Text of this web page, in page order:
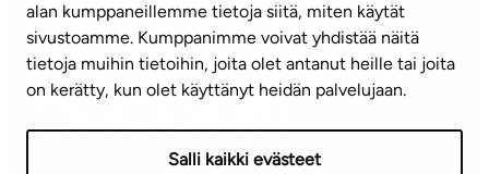
alan kumppaneillemme tietoja siitä, miten käytät
sivustoamme. Kumppanimme voivat yhdistää näitä
tietoja muihin tietoihin, joita olet antanut heille tai joita
on kerätty, kun olet käyttänyt heidän palvelujaan.
Salli kaikki evästeet
Nyhetsbrev (på finska)